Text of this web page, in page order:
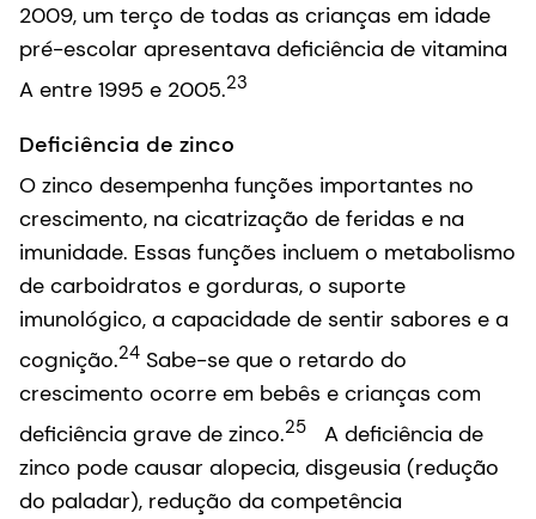
2009, um terço de todas as crianças em idade
pré-escolar apresentava deficiência de vitamina
A entre 1995 e 2005.23
Deficiência de zinco
O zinco desempenha funções importantes no
crescimento, na cicatrização de feridas e na
imunidade. Essas funções incluem o metabolismo
de carboidratos e gorduras, o suporte
imunológico, a capacidade de sentir sabores e a
cognição.24 Sabe-se que o retardo do
crescimento ocorre em bebês e crianças com
deficiência grave de zinco.25 A deficiência de
zinco pode causar alopecia, disgeusia (redução
do paladar), redução da competência